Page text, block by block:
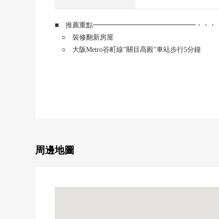
■ 推薦重點━━━━━━━━━━━━━━━・・・
○ 裝修翻新房屋
○ 大阪Metro谷町線"關目高殿"車站步行5分鐘
周邊地圖